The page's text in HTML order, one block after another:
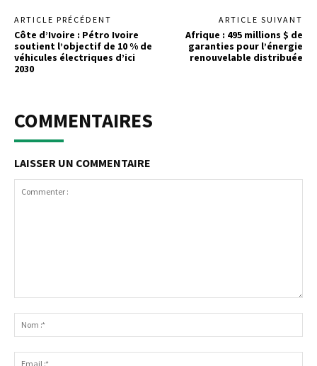
ARTICLE PRÉCÉDENT
Côte d’Ivoire : Pétro Ivoire
soutient l’objectif de 10 % de
véhicules électriques d’ici
2030
ARTICLE SUIVANT
Afrique : 495 millions $ de
garanties pour l’énergie
renouvelable distribuée
COMMENTAIRES
LAISSER UN COMMENTAIRE
:*